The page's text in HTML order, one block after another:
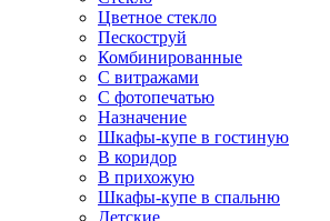
Цветное стекло
Пескоструй
Комбинированные
С витражами
С фотопечатью
Назначение
Шкафы-купе в гостиную
В коридор
В прихожую
Шкафы-купе в спальню
Детские